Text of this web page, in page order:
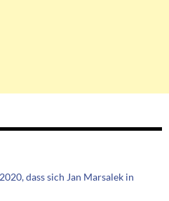
dass sich Jan Marsalek in